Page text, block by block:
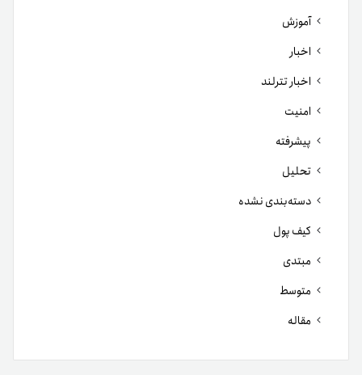
آموزش
اخبار
اخبار تترلند
امنیت
پیشرفته
تحلیل
دسته‌بندی نشده
کیف پول
مبتدی
متوسط
مقاله